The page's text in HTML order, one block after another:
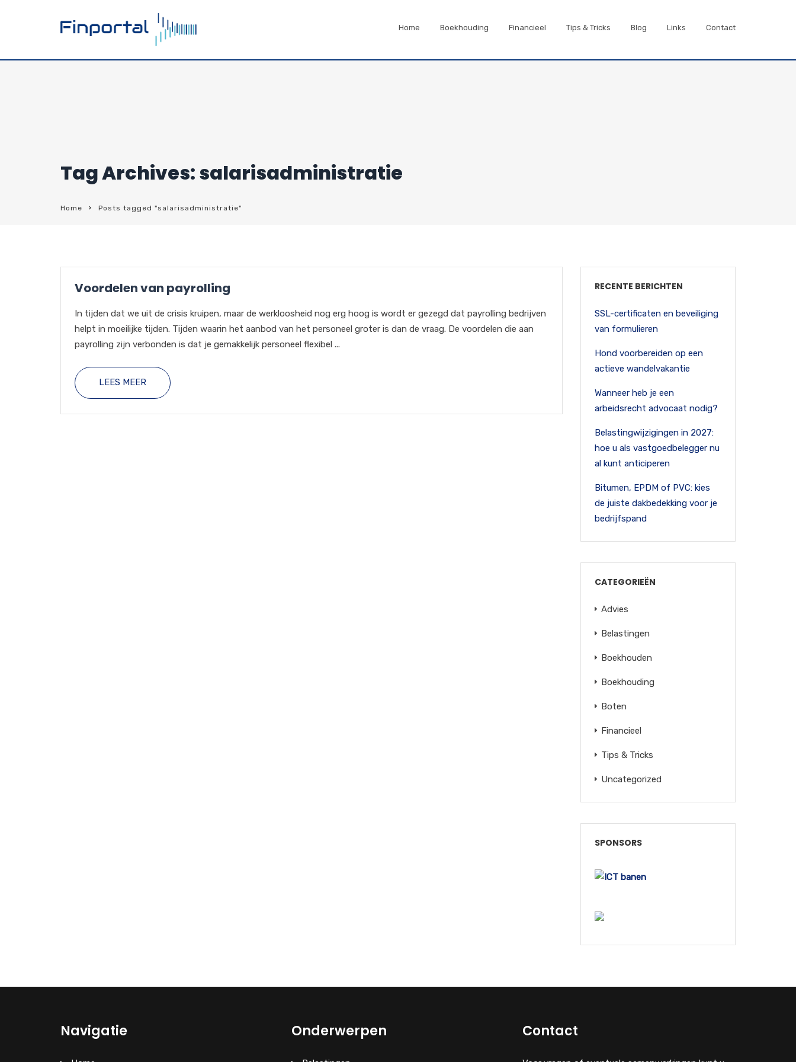
Home Boekhouding Financieel Tips & Tricks Blog Links Contact
Tag Archives: salarisadministratie
Home Posts tagged "salarisadministratie"
Voordelen van payrolling
In tijden dat we uit de crisis kruipen, maar de werkloosheid nog erg hoog is wordt er gezegd dat payrolling bedrijven
helpt in moeilijke tijden. Tijden waarin het aanbod van het personeel groter is dan de vraag. De voordelen die aan
payrolling zijn verbonden is dat je gemakkelijk personeel flexibel ...
LEES MEER
RECENTE BERICHTEN
SSL-certificaten en beveiliging
van formulieren
Hond voorbereiden op een
actieve wandelvakantie
Wanneer heb je een
arbeidsrecht advocaat nodig?
Belastingwijzigingen in 2027:
hoe u als vastgoedbelegger nu
al kunt anticiperen
Bitumen, EPDM of PVC: kies
de juiste dakbedekking voor je
bedrijfspand
CATEGORIEËN
Advies
Belastingen
Boekhouden
Boekhouding
Boten
Financieel
Tips & Tricks
Uncategorized
SPONSORS
Navigatie Onderwerpen Contact